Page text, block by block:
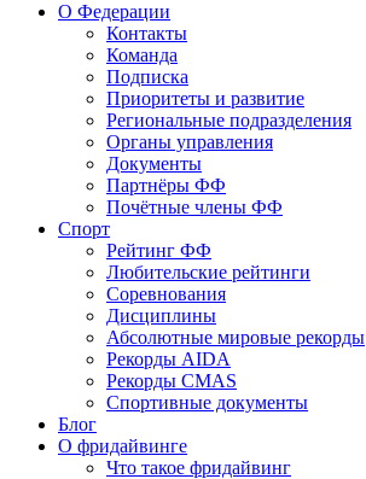
О Федерации
Контакты
Команда
Подписка
Приоритеты и развитие
Региональные подразделения
Органы управления
Документы
Партнёры ФФ
Почётные члены ФФ
Спорт
Рейтинг ФФ
Любительские рейтинги
Соревнования
Дисциплины
Абсолютные мировые рекорды
Рекорды AIDA
Рекорды CMAS
Спортивные документы
Блог
О фридайвинге
Что такое фридайвинг